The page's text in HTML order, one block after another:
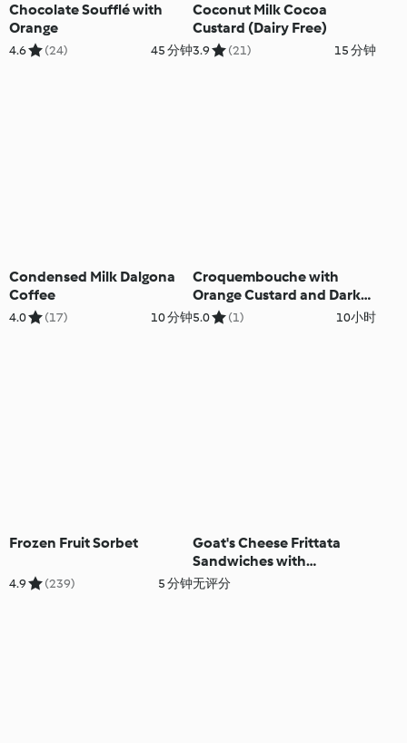
Chocolate Soufflé with
Orange
4.6 (24) 45 分钟
Coconut Milk Cocoa
Custard (Dairy Free)
3.9 (21) 15 分钟
Condensed Milk Dalgona
Coffee
4.0 (17) 10 分钟
Croquembouche with
Orange Custard and Dark
Chocolate
5.0 (1) 10小时
Frozen Fruit Sorbet
4.9 (239) 5 分钟
Goat's Cheese Frittata
Sandwiches with
Caramelised Red Onion
无评分